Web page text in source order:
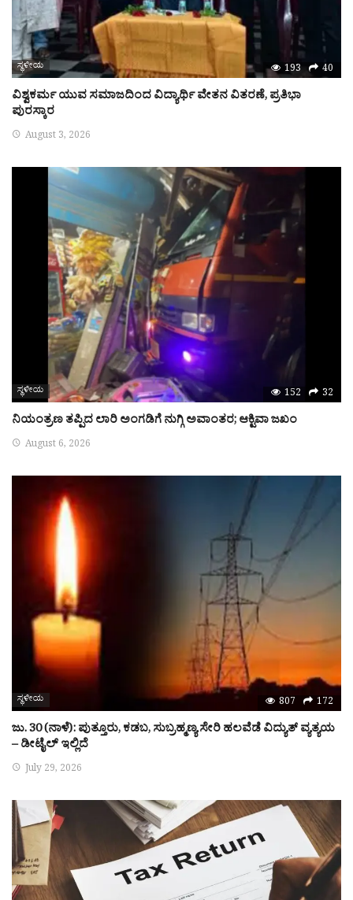
ಸ್ಥಳೀಯ 193 40
ವಿಶ್ವಕರ್ಮ ಯುವ ಸಮಾಜದಿಂದ ವಿದ್ಯಾರ್ಥಿ ವೇತನ ವಿತರಣೆ, ಪ್ರತಿಭಾ
ಪುರಸ್ಕಾರ
August 3, 2026
ಸ್ಥಳೀಯ 152 32
ನಿಯಂತ್ರಣ ತಪ್ಪಿದ ಲಾರಿ ಅಂಗಡಿಗೆ ನುಗ್ಗಿ ಅವಾಂತರ; ಆಕ್ಟಿವಾ ಜಖಂ
August 6, 2026
ಸ್ಥಳೀಯ 807 172
ಜು. 30 (ನಾಳೆ): ಪುತ್ತೂರು, ಕಡಬ, ಸುಬ್ರಹ್ಮಣ್ಯ ಸೇರಿ ಹಲವೆಡೆ ವಿದ್ಯುತ್ ವ್ಯತ್ಯಯ
– ಡೀಟೈಲ್ ಇಲ್ಲಿದೆ
July 29, 2026